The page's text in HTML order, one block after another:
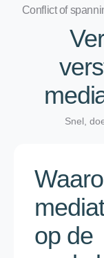
Conflict of
Snel,
op de